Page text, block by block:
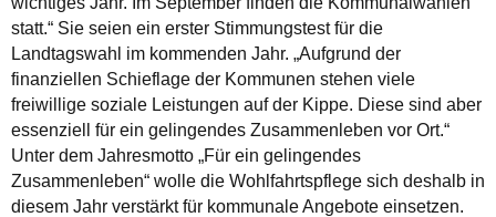
statt.“ Sie seien ein erster Stimmungstest für die
Landtagswahl im kommenden Jahr. „Aufgrund der
finanziellen Schieflage der Kommunen stehen viele
freiwillige soziale Leistungen auf der Kippe. Diese sind aber
essenziell für ein gelingendes Zusammenleben vor Ort.“
Unter dem Jahresmotto „Für ein gelingendes
Zusammenleben“ wolle die Wohlfahrtspflege sich deshalb in
diesem Jahr verstärkt für kommunale Angebote einsetzen.